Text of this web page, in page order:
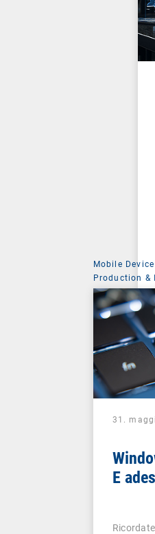
Mobile
Production &
31.
E